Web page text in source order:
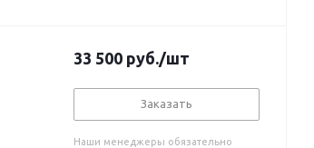
33 500 руб./шт
Заказать
Наши менеджеры обязательно